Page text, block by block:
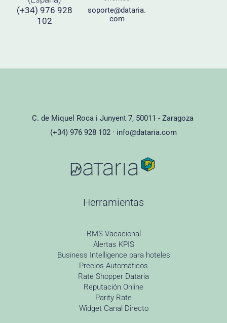
(+34) 976 928
102
soporte@dataria.
com
C. de Miquel Roca i Junyent 7, 50011 - Zaragoza
(+34) 976 928 102 · info@dataria.com
Herramientas
RMS Vacacional
Alertas KPIS
Business Intelligence para hoteles
Precios Automáticos
Rate Shopper Dataria
Reputación Online
Parity Rate
Widget Canal Directo